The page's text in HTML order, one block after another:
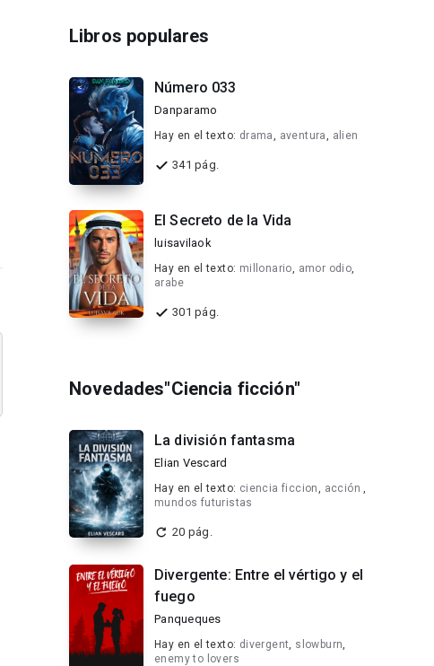
Libros populares
Número 033
Danparamo
Hay en el texto: drama, aventura, alien
341 pág.
El Secreto de la Vida
luisavilaok
Hay en el texto: millonario, amor odio,
arabe
301 pág.
Novedades"Ciencia ficción"
La división fantasma
Elian Vescard
Hay en el texto: ciencia ficcion, acción,
mundos futuristas
20 pág.
Divergente: Entre el vértigo y el
fuego
Panqueques
Hay en el texto: divergent, slowburn,
enemy to lovers